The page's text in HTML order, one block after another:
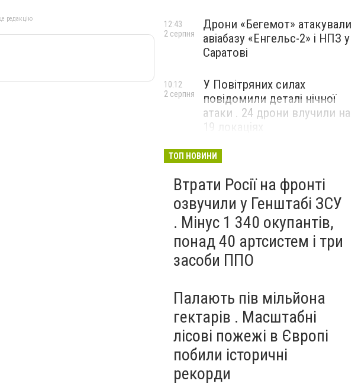
редакцію
Дрони «Бегемот» атакували
авіабазу «Енгельс-2» і НПЗ у
Саратові
12:43
2 серпня
У Повітряних силах
повідомили деталі нічної
атаки . 24 дрони влучили на
19 локаціях
10:12
2 серпня
ТОП НОВИНИ
Втрати Росії на фронті
озвучили у Генштабі ЗСУ
. Мінус 1 340 окупантів,
понад 40 артсистем і три
засоби ППО
Палають пів мільйона
гектарів . Масштабні
лісові пожежі в Європі
побили історичні
рекорди